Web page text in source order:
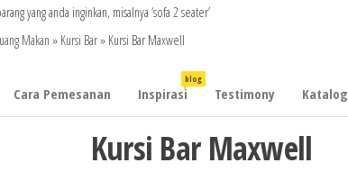
yang anda inginkan, misalnya ‘sofa 2 seater’
Makan » Kursi Bar» Kursi Bar Maxwell
Cara Pemesanan Inspirasi
blog
Testimony Katalog
Kursi Bar Maxwell